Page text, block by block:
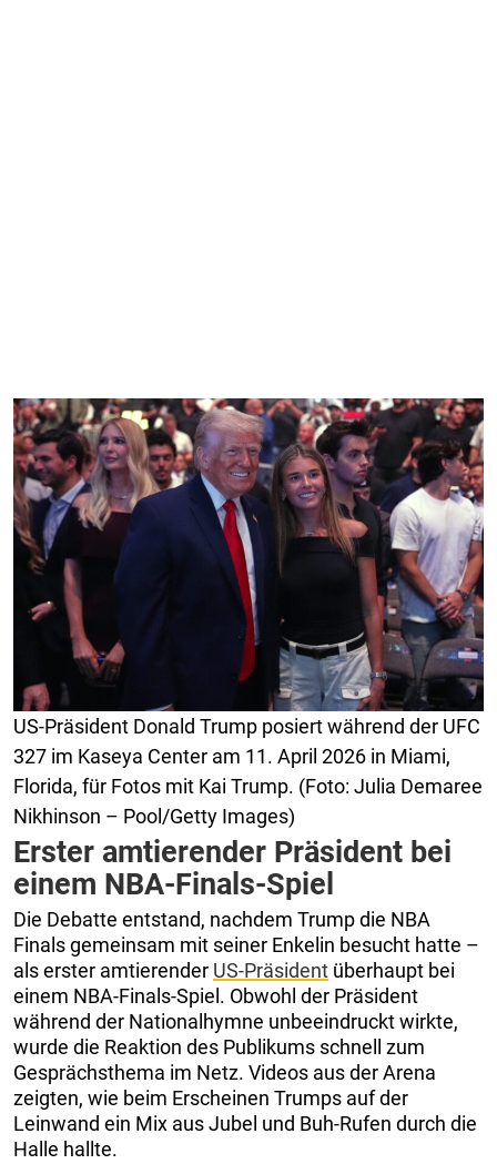
US-Präsident Donald Trump posiert während der UFC
327 im Kaseya Center am 11. April 2026 in Miami,
Florida, für Fotos mit Kai Trump. (Foto: Julia Demaree
Nikhinson – Pool/Getty Images)
Erster amtierender Präsident bei
einem NBA-Finals-Spiel
Die Debatte entstand, nachdem Trump die NBA
Finals gemeinsam mit seiner Enkelin besucht hatte –
als erster amtierender US-Präsident überhaupt bei
einem NBA-Finals-Spiel. Obwohl der Präsident
während der Nationalhymne unbeeindruckt wirkte,
wurde die Reaktion des Publikums schnell zum
Gesprächsthema im Netz. Videos aus der Arena
zeigten, wie beim Erscheinen Trumps auf der
Leinwand ein Mix aus Jubel und Buh-Rufen durch die
Halle hallte.